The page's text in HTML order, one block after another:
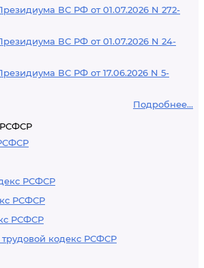
ВС РФ от 01.07.2026 N 272-
ВС РФ от 01.07.2026 N 24-
ВС РФ от 17.06.2026 N 5-
Подробнее...
РСФСР
РСФСР
РСФСР
кодекс РСФСР